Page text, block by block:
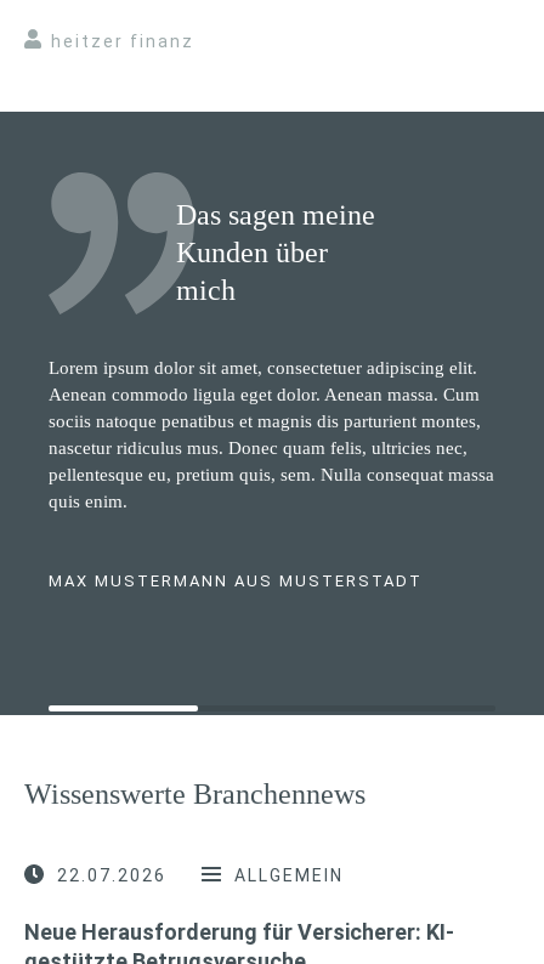
heitzer finanz
Das sagen meine
Kunden über
mich
Lorem ipsum dolor sit amet, consectetuer adipiscing elit.
Aenean commodo ligula eget dolor. Aenean massa. Cum
sociis natoque penatibus et magnis dis parturient montes,
nascetur ridiculus mus. Donec quam felis, ultricies nec,
pellentesque eu, pretium quis, sem. Nulla consequat massa
quis enim.
MAX MUSTERMANN AUS MUSTERSTADT
Wissenswerte Branchennews
22.07.2026 ALLGEMEIN
Neue Herausforderung für Versicherer: KI-